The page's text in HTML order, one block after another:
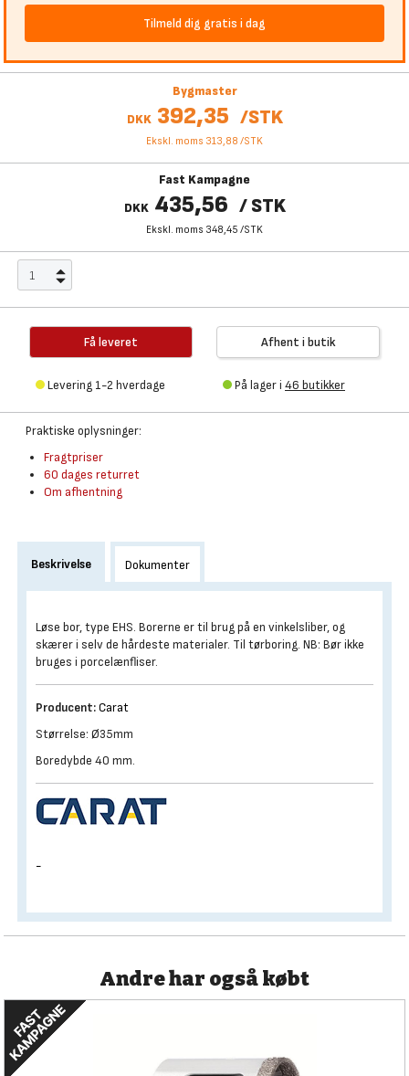
Tilmeld dig gratis i dag
Bygmaster
DKK 392,35 /STK
Ekskl. moms 313,88 /STK
Fast Kampagne
DKK 435,56 / STK
Ekskl. moms 348,45 /STK
Få leveret
Levering 1-2 hverdage
Afhent i butik
På lager i 46 butikker
Praktiske oplysninger:
Fragtpriser
60 dages returret
Om afhentning
Beskrivelse Dokumenter
Løse bor, type EHS. Borerne er til brug på en vinkelsliber, og
skærer i selv de hårdeste materialer. Til tørboring. NB: Bør ikke
bruges i porcelænfliser.
Producent:Carat
Størrelse: Ø35mm
Boredybde 40 mm.
-
Andre har også købt